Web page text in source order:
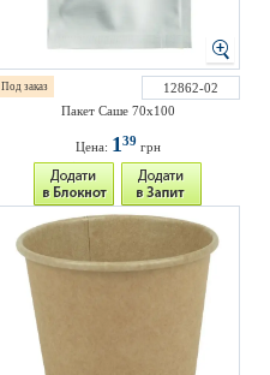
Под заказ
12862-02
Пакет Саше 70х100
Цена: 139 грн